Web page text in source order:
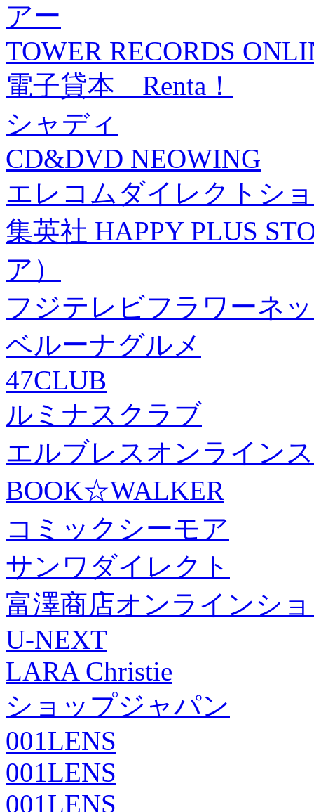
アー
TOWER RECORDS
電子貸本 Renta！
シャディ
CD&DVD NEOWING
エレコムダイレクトシ
集英社 HAPPY PLUS
ア）
フジテレビフラワーネ
ベルーナグルメ
47CLUB
ルミナスクラブ
エルブレスオンライン
BOOK☆WALKER
コミックシーモア
サンワダイレクト
富澤商店オンラインシ
U-NEXT
LARA Christie
ショップジャパン
001LENS
001LENS
001LENS